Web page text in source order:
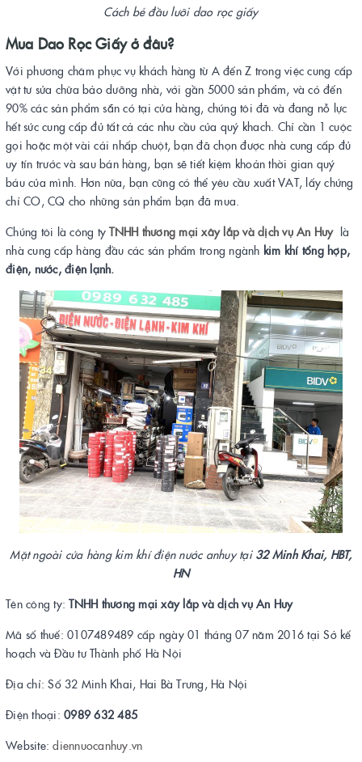
Cách bẻ đầu lưỡi dao rọc giấy
Mua Dao Rọc Giấy ở đâu?
Với phương châm phục vụ khách hàng từ A đến Z trong việc cung cấp
vật tư sửa chữa bảo dưỡng nhà, với gần 5000 sản phẩm, và có đến
90% các sản phẩm sẵn có tại cửa hàng, chúng tôi đã và đang nỗ lực
hết sức cung cấp đủ tất cả các nhu cầu của quý khach. Chỉ cần 1 cuộc
gọi hoặc một vài cái nhấp chuột, bạn đã chọn được nhà cung cấp đủ
uy tín trước và sau bán hàng, bạn sẽ tiết kiệm khoản thời gian quý
báu của mình. Hơn nữa, bạn cũng có thể yêu cầu xuất VAT, lấy chứng
chỉ CO, CQ cho những sản phẩm bạn đã mua.
Chúng tôi là công tyTNHH thương mại xây lắp và dịch vụ An Huy là
nhà cung cấp hàng đầu các sản phẩm trong ngành kim khí tổng hợp,
điện, nước, điện lạnh.
Mặt ngoài cửa hàng kim khí điện nước anhuy tại 32 Minh Khai, HBT,
HN
Tên công ty:TNHH thương mại xây lắp và dịch vụ An Huy
Mã số thuế: 0107489489 cấp ngày 01 tháng 07 năm 2016 tại Sở kế
hoạch và Đầu tư Thành phố Hà Nội
Địa chỉ: Số 32 Minh Khai, Hai Bà Trưng, Hà Nội
Điện thoại: 0989 632 485
Website:diennuocanhuy.vn